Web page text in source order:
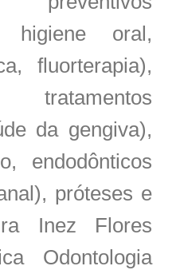
higiene oral,
fluorterapia),
tratamentos
da gengiva),
endodônticos
próteses e
Inez Flores
Odontologia